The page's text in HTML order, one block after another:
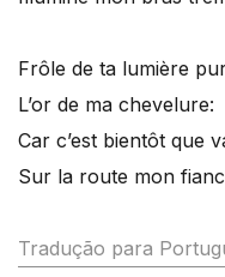
Frôle de ta lumière
L’or de ma chevelure:
Car c’est bientôt que
Sur la route mon
Tradução para